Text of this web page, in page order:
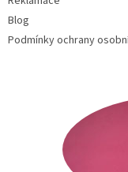
Blog
Podmínky ochrany